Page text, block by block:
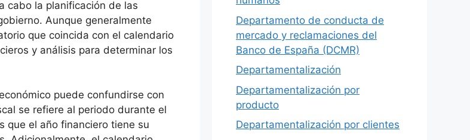
cabo la planificación de las
Aunque generalmente
que coincida con el calendario
y análisis para determinar los
puede confundirse con
se refiere al periodo durante el
que el año financiero tiene su
Departamento de conducta de
mercado y reclamaciones del
Banco de España (DCMR)
Departamentalización
Departamentalización por
producto
Departamentalización por clientes